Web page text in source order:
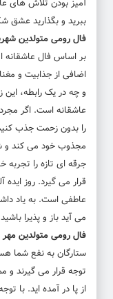
آمیز بودن تلاش های
ببرید و بگذارید عشق
فال رومی متولدین
بر اساس فال عاشقانه
اضافی از جذابیت و
و چه در یک رابطه،
عاشقانه است. اگر
را بدون زحمت جذب
مجذوب خود می کند و
جرقه ای تازه را
قرار می گیرد. روز
عاطفی است. به یاد
می آید باز و پذیرا
فال رومی متولدین مهر
ستارگان به نفع شما
توجه قرار می گیرند
از پا در آمده اید. با